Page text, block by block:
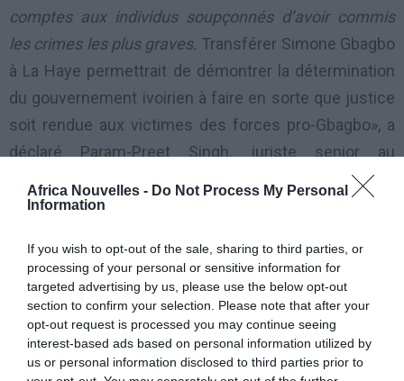
Africa Nouvelles - Do Not Process My Personal
Information
If you wish to opt-out of the sale, sharing to third parties, or
processing of your personal or sensitive information for
targeted advertising by us, please use the below opt-out
section to confirm your selection. Please note that after your
opt-out request is processed you may continue seeing
interest-based ads based on personal information utilized by
us or personal information disclosed to third parties prior to
comptes aux individus soupçonnés d’avoir commis
les crimes les plus graves. Transférer Simone Gbagbo
à La Haye permettrait de démontrer la détermination
du gouvernement ivoirien à faire en sorte que justice
soit rendue aux victimes des forces pro-Gbagbo», a
déclaré Param-Preet Singh, juriste senior au
programme Justice internationale de Human Rights
Watch.
Les résultats reconnus par la communauté
internationale ont proclamé l’actuel président,
Alassane Ouattara, vainqueur de l’élection de
novembre 2010, mais son adversaire Laurent Gbagbo
a refusé de quitter ses fonctions présidentielles. Une